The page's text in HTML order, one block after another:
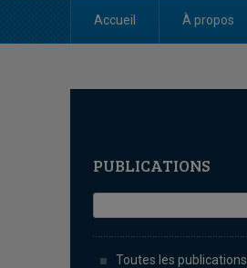
Accueil À propos
PUBLICATIONS
Toutes les publications